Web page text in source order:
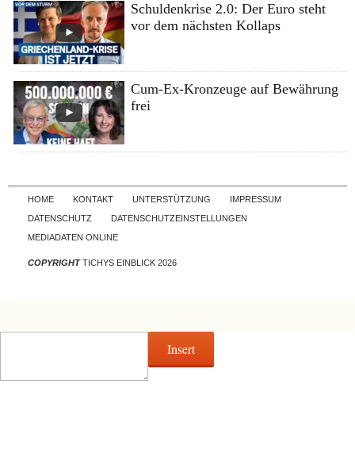
Schuldenkrise 2.0: Der Euro steht
vor dem nächsten Kollaps
Cum-Ex-Kronzeuge auf Bewährung
frei
Skip to content
HOME KONTAKT UNTERSTÜTZUNG
IMPRESSUM
DATENSCHUTZ
DATENSCHUTZEINSTELLUNGEN
MEDIADATEN ONLINE
COPYRIGHTTICHYS EINBLICK 2026
Insert